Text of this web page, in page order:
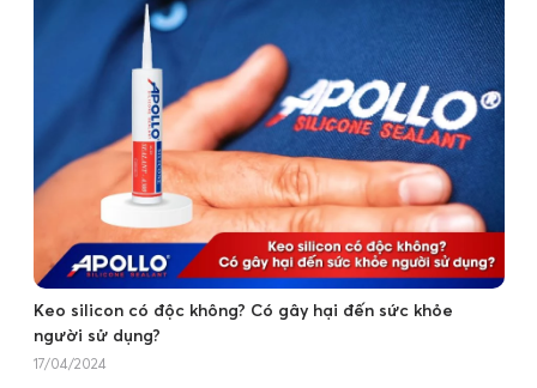
Keo silicon có độc không? Có gây hại đến sức khỏe
người sử dụng?
17/04/2024